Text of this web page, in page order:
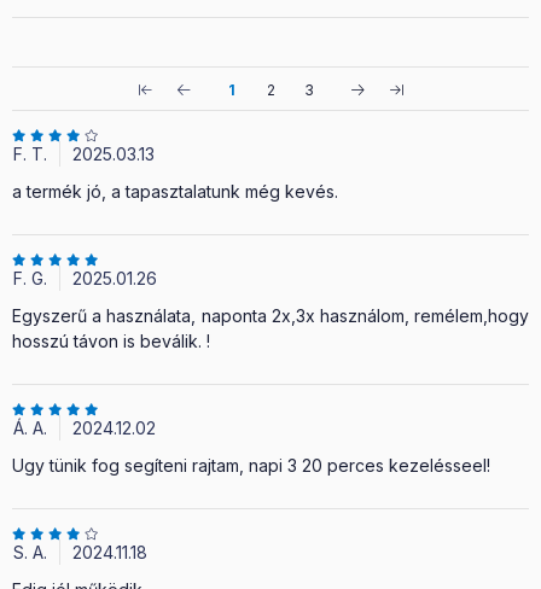
1 2 3
F. T.
2025.03.13
a termék jó, a tapasztalatunk még kevés.
F. G.
2025.01.26
Egyszerű a használata, naponta 2x,3x használom, remélem,hogy
hosszú távon is beválik. !
Á. A.
2024.12.02
Ugy tünik fog segíteni rajtam, napi 3 20 perces kezelésseel!
S. A.
2024.11.18